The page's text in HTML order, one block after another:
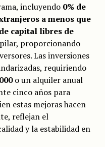
incluyendo 0% de
a menos que
capital libres de
proporcionando
Las inversiones
requiriendo
o un alquiler anual
cinco años para
estas mejoras hacen
reflejan el
y la estabilidad en